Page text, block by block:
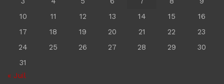
10
11 12 13 14 15
16
17
18 19 20 21 22
23
24
25 26 27 28 29
30
31
« Juil